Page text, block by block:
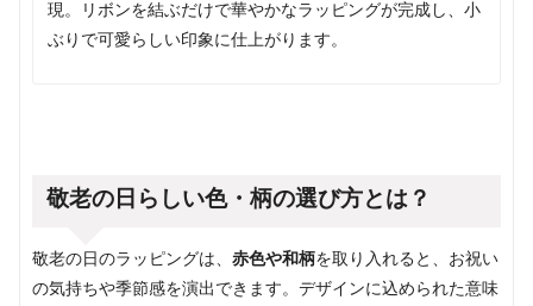
現。リボンを結ぶだけで華やかなラッピングが完成し、小
ぶりで可愛らしい印象に仕上がります。
敬老の日らしい色・柄の選び方とは？
敬老の日のラッピングは、赤色や和柄を取り入れると、お祝い
の気持ちや季節感を演出できます。デザインに込められた意味